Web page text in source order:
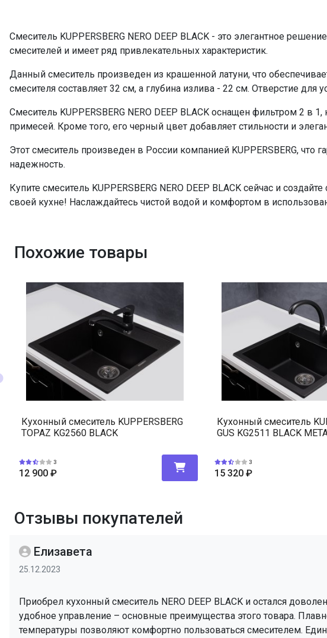
Смеситель KUPPERSBERG NERO DEEP BLACK - это элегантное
смесителей и имеет ряд привлекательных характеристик.
Данный смеситель произведен из крашенной латуни, что
смесителя составляет 32 см, а глубина излива - 22 см. Отверстие для
Смеситель KUPPERSBERG NERO DEEP BLACK оснащен фильтром 2 в
примесей. Кроме того, его черный цвет добавляет стильности и
Этот смеситель произведен в России компанией KUPPERSBERG, что
надежность.
Купите смеситель KUPPERSBERG NERO DEEP BLACK сейчас и
своей кухне! Наслаждайтесь чистой водой и комфортом в
Похожие товары
Кухонный смеситель KUPPERSBERG
TOPAZ KG2560 BLACK
3
12 900 ₽
Кухонный смеситель
GUS KG2511 BLACK
3
15 320 ₽
Отзывы покупателей
Елизавета
25.12.2023
Приобрел кухонный смеситель NERO DEEP BLACK и остался
удобное управление – основные преимущества этого товара.
температуры позволяют комфортно пользоваться смесителем.